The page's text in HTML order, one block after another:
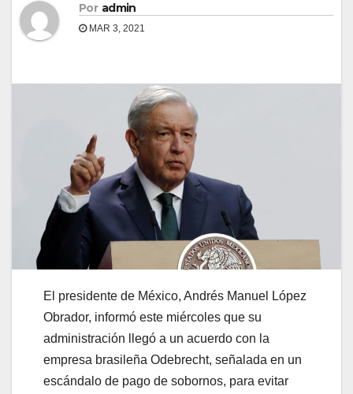
Por admin
MAR 3, 2021
El presidente de México, Andrés Manuel López
Obrador, informó este miércoles que su
administración llegó a un acuerdo con la
empresa brasileña Odebrecht, señalada en un
escándalo de pago de sobornos, para evitar